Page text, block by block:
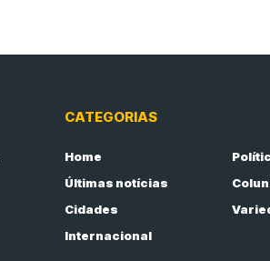
CATEGORIAS
Home
Últimas notícias
Cidades
Internacional